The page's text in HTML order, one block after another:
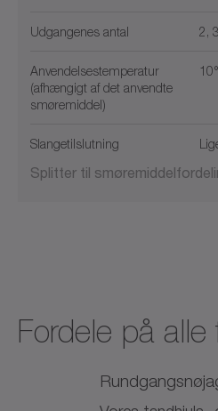
Udgangenes antal 2,
Anvendelsestemperatur
(afhængigt af det anvendte
smøremiddel)
Slangetilslutning
Splitter til
Fordele på alle